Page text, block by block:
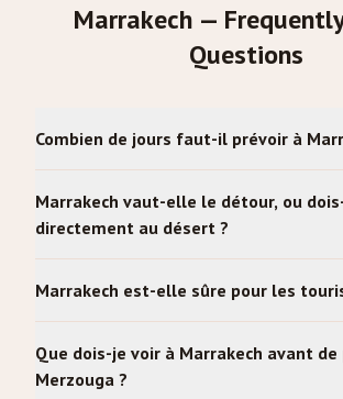
Marrakech —
Questions
Combien de jours faut-il prévoir à
Marrakech vaut-elle le détour, ou
directement au désert ?
Marrakech est-elle sûre pour les
Que dois-je voir à Marrakech avant
Merzouga ?